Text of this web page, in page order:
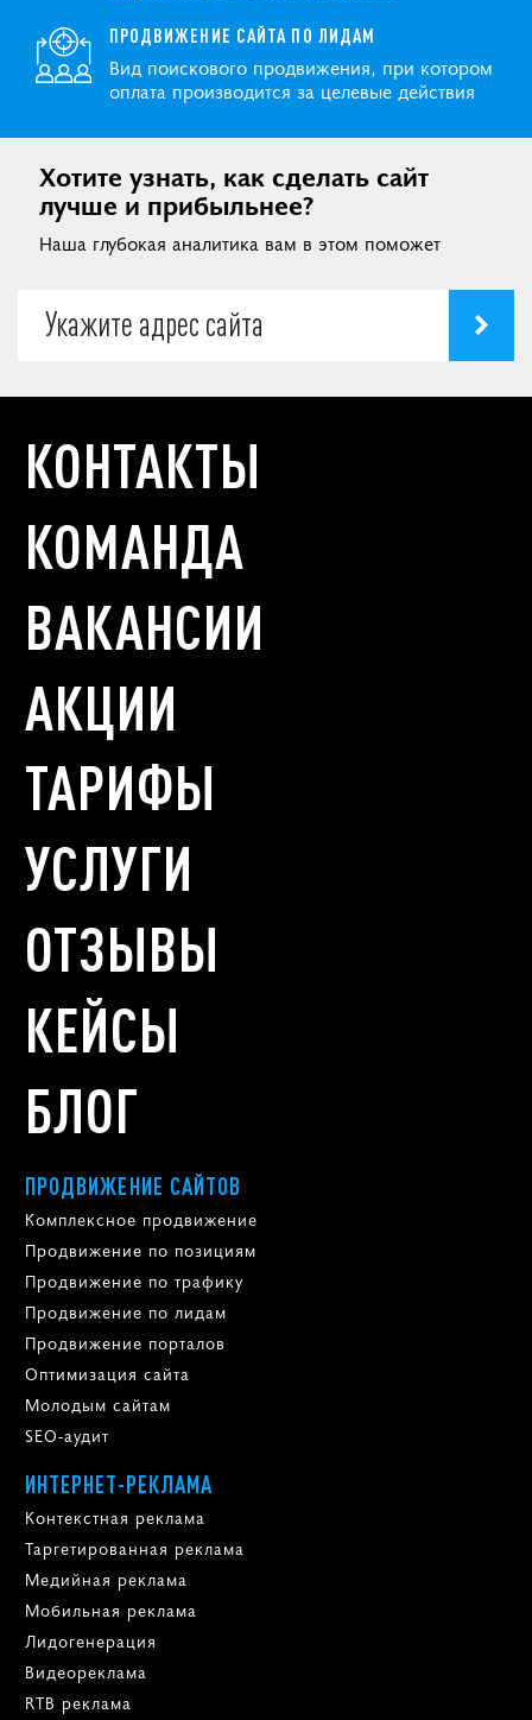
ПРОДВИЖЕНИЕ САЙТА ПО ЛИДАМ
Вид поискового продвижения, при котором
оплата производится за целевые действия
Хотите узнать, как сделать сайт
лучше и прибыльнее?
Наша глубокая аналитика вам в этом поможет
КОНТАКТЫ
КОМАНДА
ВАКАНСИИ
АКЦИИ
ТАРИФЫ
УСЛУГИ
ОТЗЫВЫ
КЕЙСЫ
БЛОГ
ПРОДВИЖЕНИЕ САЙТОВ
Комплексное продвижение
Продвижение по позициям
Продвижение по трафику
Продвижение по лидам
Продвижение порталов
Оптимизация сайта
Молодым сайтам
SEO-аудит
ИНТЕРНЕТ-РЕКЛАМА
Контекстная реклама
Таргетированная реклама
Медийная реклама
Мобильная реклама
Лидогенерация
Видеореклама
RTB реклама